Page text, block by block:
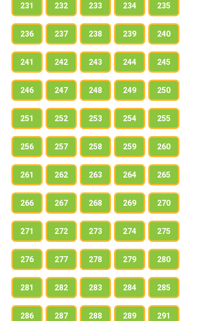
231 232 233 234 235
236 237 238 239 240
241 242 243 244 245
246 247 248 249 250
251 252 253 254 255
256 257 258 259 260
261 262 263 264 265
266 267 268 269 270
271 272 273 274 275
276 277 278 279 280
281 282 283 284 285
286 287 288 289 291